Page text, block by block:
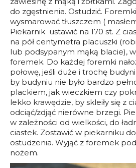
do zgęstnienia. Ostudzić.
wysmarować tłuszczem (
Piekarnik ustawić na 170 st. Z
na pół centymetra placuszki
lub podsypanym mąką blacie),
foremek. Do każdej foremki
połowę, jeśli duże i trochę
by budyniu nie było bardzo
plackiem, jak wieczkiem czy
lekko krawędzie, by skleiły się z
odciąć/zdjąć nierówne brzegi.
w zależności od wielkości, do
ciastek. Zostawić w piekarniku
ostudzenia. Wyjąć z foremek
nożem.